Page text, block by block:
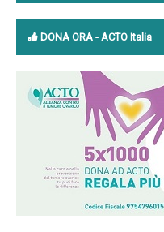
DONA ORA - ACTO Italia